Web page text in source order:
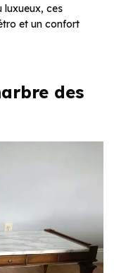
luxueux, ces
et un confort
des